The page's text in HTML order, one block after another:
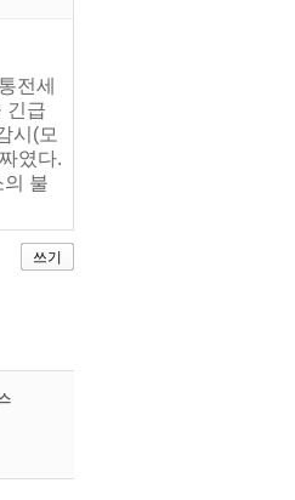
전세
긴급
시(모
였다.
불
쓰기